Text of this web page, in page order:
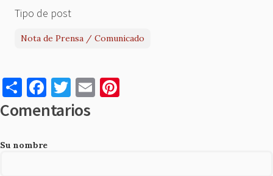
Tipo de post
Nota de Prensa / Comunicado
S
h
ar
e
F
a
c
e
T
w
it
E
m
Comentarios
Su nombre